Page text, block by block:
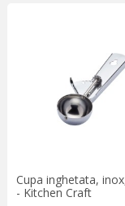
desprinderea
Indiferent de
porționa aluatul
fursecuri), pentru a
pentru a servi
Cupa inghetata,
- Kitchen Craft